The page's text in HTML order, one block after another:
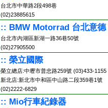
台北市中華路2段498巷
(02)23885615
:: BMW Motorrad 台北意德
台北市內湖區新湖一路36巷50號
(02)27905500
:: 榮立國際
榮立總店:中壢市普忠路259號 (03)433-1155
新北店:新北市中和區中山路二段359巷1號
(02)2222-6829
:: Mio行車紀錄器